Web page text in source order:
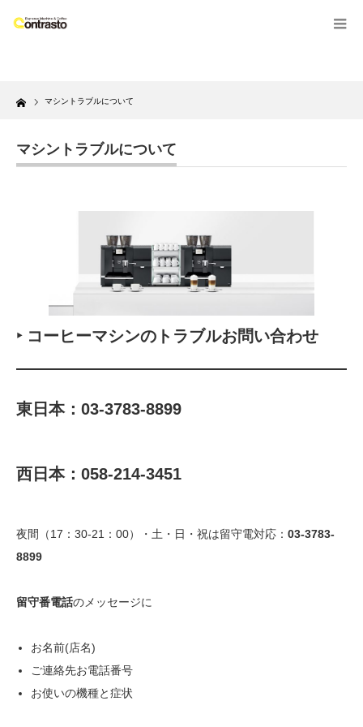
Home マシントラブルについて
マシントラブルについて
‣ コーヒーマシンのトラブルお問い合わせ
東日本：03-3783-8899
西日本：058-214-3451
夜間（17：30-21：00）・土・日・祝は留守電対応： 03-3783-
8899
留守番電話のメッセージに
お名前(店名)
ご連絡先お電話番号
お使いの機種と症状